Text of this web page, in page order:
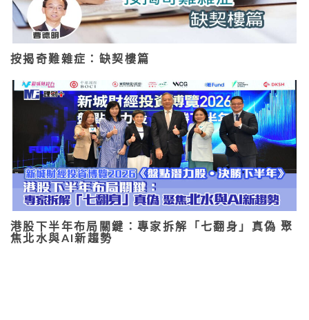
按揭奇難雜症：缺契樓篇
港股下半年布局關鍵：專家拆解「七翻身」真偽 聚
焦北水與AI新趨勢